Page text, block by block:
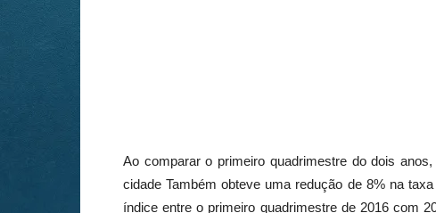
Ao comparar o primeiro quadrimestre do dois
cidade Também obteve uma redução de 8% na
índice entre o primeiro quadrimestre de 2016 com